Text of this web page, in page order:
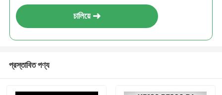
চালিয়ে
প্রস্তাবিত পণ্য